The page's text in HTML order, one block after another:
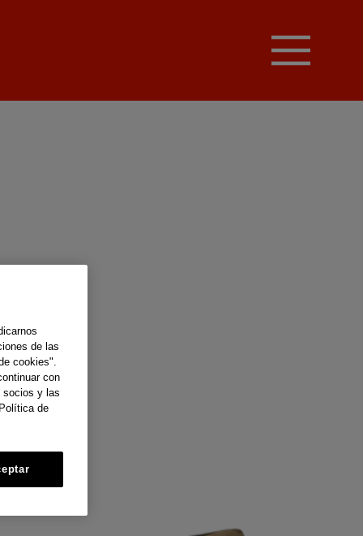
de las
cookies".
con
socios y las
de